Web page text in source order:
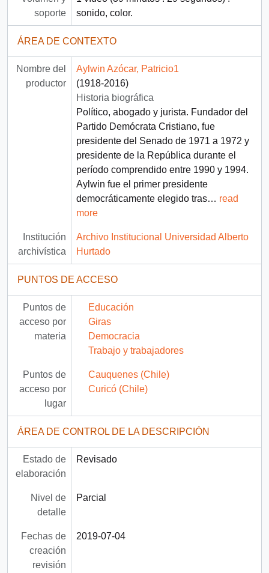
soporte
sonido, color.
ÁREA DE CONTEXTO
Nombre del
productor
Aylwin Azócar, Patricio1
(1918-2016)
Historia biográfica
Político, abogado y jurista. Fundador del
Partido Demócrata Cristiano, fue
presidente del Senado de 1971 a 1972 y
presidente de la República durante el
período comprendido entre 1990 y 1994.
Aylwin fue el primer presidente
democráticamente elegido tras… read
more
Institución
archivística
Archivo Institucional Universidad Alberto
Hurtado
PUNTOS DE ACCESO
Puntos de
acceso por
materia
Educación
Giras
Democracia
Trabajo y trabajadores
Puntos de
acceso por
lugar
Cauquenes (Chile)
Curicó (Chile)
ÁREA DE CONTROL DE LA DESCRIPCIÓN
Estado de
elaboración
Revisado
Nivel de
detalle
Parcial
Fechas de
creación
revisión
2019-07-04